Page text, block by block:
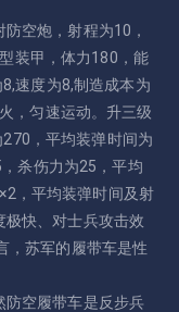
空炮，射程为10，
装甲，体力180，能
速度为8,制造成本为
，匀速运动。升三级
，平均装弹时间为
杀伤力为25，平均
，平均装弹时间及射
快、对士兵攻击效
，苏军的履带车是性
空履带车是反步兵